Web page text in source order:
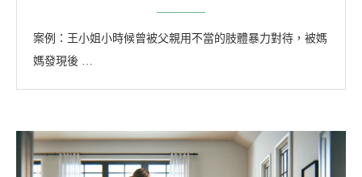
案例：王小姐小時候曾被父親用不當的肢體暴力對待，被媽
媽發現後 …